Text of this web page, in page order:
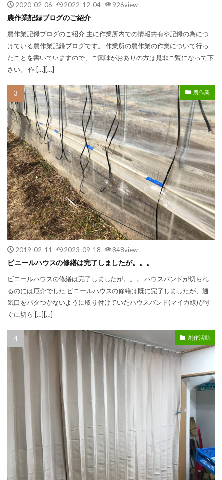
2020-02-06 2022-12-04 926view
農作業記録ブログのご紹介
農作業記録ブログのご紹介 主に作業所内での情報共有や記録の為につ
けている農作業記録ブログです。 作業所の農作業の作業について行っ
たことを書いていますので、ご興味がおありの方は是非ご覧になって下
さい。 作 […][…]
農作業
2019-02-11 2023-09-18 848view
ビニールハウスの修繕は完了しましたが。。。
ビニールハウスの修繕は完了しましたが。。。 ハウスバンドが切られ
るのには厄介でした ビニールハウスの修繕は既に完了しましたが、通
気口をバタつかないように取り付けていたハウスバンド(マイカ線)がす
ぐに切ら […][…]
創作活動